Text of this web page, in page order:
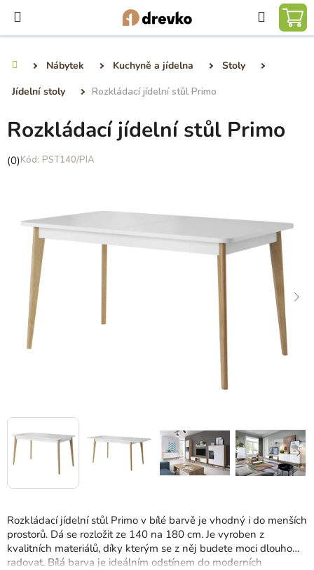
obsah
Hledat
Nábytek Kuchyně a jídelna
Stoly
Jídelní stoly
Rozkládací jídelní stůl Primo
Rozkládací jídelní stůl Primo v bílé barvě je vhodný i do menších
prostorů. Dá se rozložit ze 140 na 180 cm. Je vyroben z
kvalitních materiálů, díky kterým se z něj budete moci dlouho
radovat. Bílá barva je ideálním odstínem do moderních
Rozkládací jídelní stůl Primo
Průměrné
hvězdiček.
(0) PST140/PIA